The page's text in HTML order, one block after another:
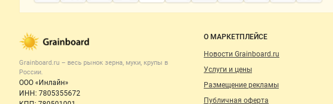
Grainboard.ru
Важные разделы и контакты
Grainboard.ru – весь рынок зерна, муки, крупы в
России.
ООО «Инлайн»
ИНН: 7805355672
Навигация по сайту
О МАРКЕТПЛЕЙСЕ
Новости Grainboard.ru
Услуги и цены
Размещение рекламы
Публичная оферта